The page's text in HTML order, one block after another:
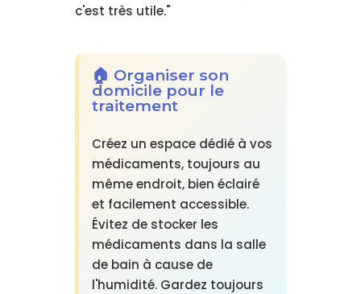
c'est très utile."
🏠 Organiser son
domicile pour le
traitement
Créez un espace dédié à vos
médicaments, toujours au
même endroit, bien éclairé
et facilement accessible.
Évitez de stocker les
médicaments dans la salle
de bain à cause de
l'humidité. Gardez toujours